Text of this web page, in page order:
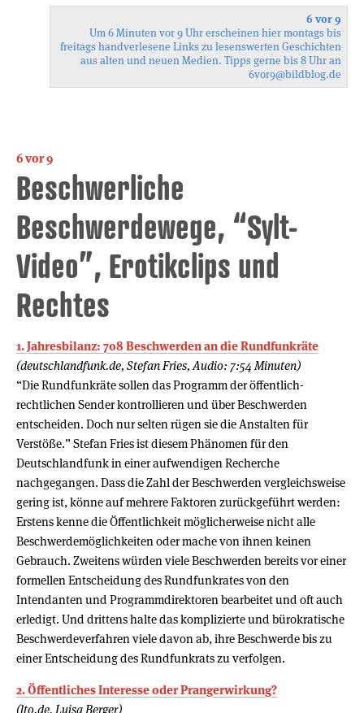
6 vor 9
Um 6 Minuten vor 9 Uhr erscheinen hier montags bis
freitags handverlesene Links zu lesenswerten Geschichten
aus alten und neuen Medien. Tipps gerne bis 8 Uhr an
6vor9@bildblog.de
6 vor 9
Beschwerliche
Beschwerdewege, “Sylt-
Video”, Erotikclips und
Rechtes
1. Jahresbilanz: 708 Beschwerden an die Rundfunkräte
(deutschlandfunk.de, Stefan Fries, Audio: 7:54 Minuten)
“Die Rundfunkräte sollen das Programm der öffentlich-
rechtlichen Sender kontrollieren und über Beschwerden
entscheiden. Doch nur selten rügen sie die Anstalten für
Verstöße.” Stefan Fries ist diesem Phänomen für den
Deutschlandfunk in einer aufwendigen Recherche
nachgegangen. Dass die Zahl der Beschwerden vergleichsweise
gering ist, könne auf mehrere Faktoren zurückgeführt werden:
Erstens kenne die Öffentlichkeit möglicherweise nicht alle
Beschwerdemöglichkeiten oder mache von ihnen keinen
Gebrauch. Zweitens würden viele Beschwerden bereits vor einer
formellen Entscheidung des Rundfunkrates von den
Intendanten und Programmdirektoren bearbeitet und oft auch
erledigt. Und drittens halte das komplizierte und bürokratische
Beschwerdeverfahren viele davon ab, ihre Beschwerde bis zu
einer Entscheidung des Rundfunkrats zu verfolgen.
2. Öff­ent­li­ches Inter­esse oder Pran­ger­wir­kung?
(lto.de, Luisa Berger)